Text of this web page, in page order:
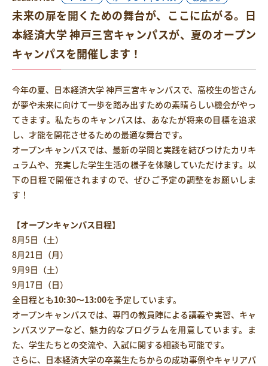
未来の扉を開くための舞台が、ここに広がる。日
本経済大学 神戸三宮キャンパスが、夏のオープン
キャンパスを開催します！
今年の夏、日本経済大学 神戸三宮キャンパスで、高校生の皆さん
が夢や未来に向けて一歩を踏み出すための素晴らしい機会がやっ
てきます。私たちのキャンパスは、あなたが将来の目標を追求
し、才能を開花させるための最適な舞台です。
オープンキャンパスでは、最新の学問と実践を結びつけたカリキ
ュラムや、充実した学生生活の様子を体験していただけます。以
下の日程で開催されますので、ぜひご予定の調整をお願いしま
す！
【オープンキャンパス日程】
8月5日（土）
8月21日（月）
9月9日（土）
9月17日（日）
全日程とも10:30〜13:00を予定しています。
オープンキャンパスでは、専門の教員陣による講義や実習、キャ
ンパスツアーなど、魅力的なプログラムを用意しています。ま
た、学生たちとの交流や、入試に関する相談も可能です。
さらに、日本経済大学の卒業生たちからの成功事例やキャリアパ